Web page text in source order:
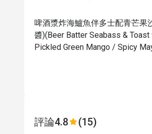
啤酒漿炸海鱸魚伴多士配青芒
醬)(Beer Batter Seabass &
Pickled Green Mango / Spicy
評論4.8 (15)